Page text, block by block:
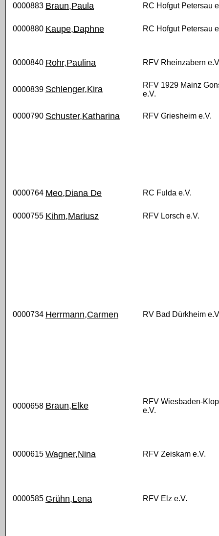
0000883 Braun,Paula RC Hofgut Petersau
0000880 Kaupe,Daphne RC Hofgut Petersau
0000840 Rohr,Paulina RFV Rheinzabern
0000839 Schlenger,Kira
RFV 1929 Mainz
e.V.
0000790 Schuster,Katharina RFV Griesheim e.V.
0000764 Meo,Diana De RC Fulda e.V.
0000755 Kihm,Mariusz RFV Lorsch e.V.
0000734 Herrmann,Carmen RV Bad Dürkheim
0000658 Braun,Elke
RFV Wiesbaden-
e.V.
0000615 Wagner,Nina RFV Zeiskam e.V.
0000585 Grühn,Lena RFV Elz e.V.